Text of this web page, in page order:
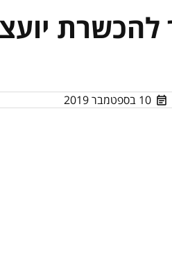
10 בספטמבר 2019